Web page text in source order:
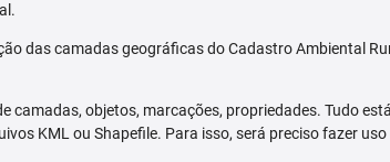
das camadas geográficas do Cadastro Ambiental
camadas, objetos, marcações, propriedades. Tudo
KML ou Shapefile. Para isso, será preciso fazer